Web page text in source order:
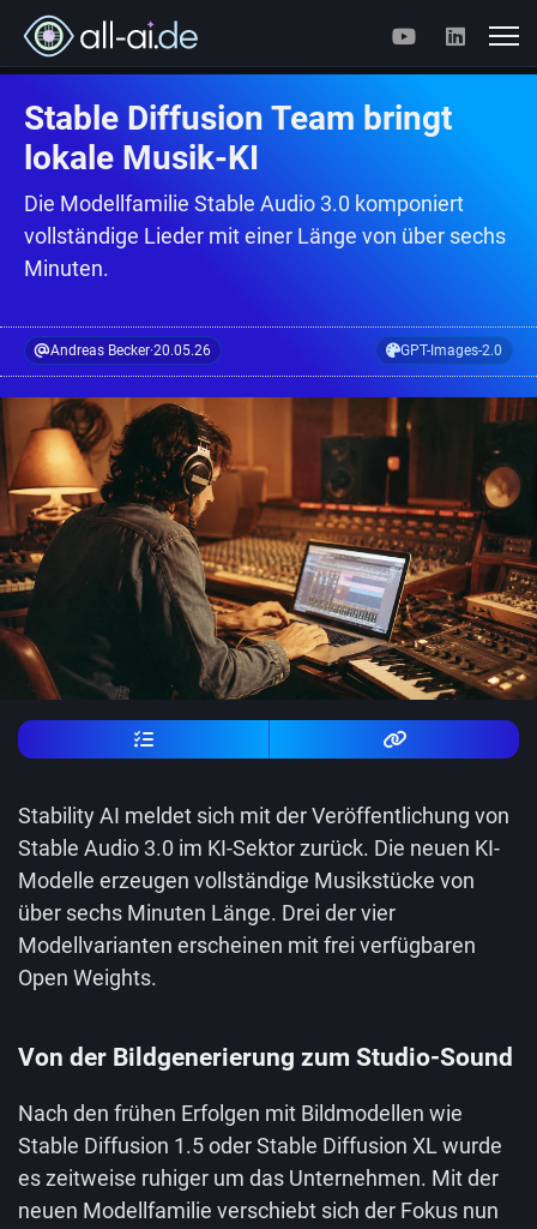
Stable Diffusion Team bringt
lokale Musik-KI
Die Modellfamilie Stable Audio 3.0 komponiert
vollständige Lieder mit einer Länge von über sechs
Minuten.
Andreas Becker·20.05.26 GPT-Images-2.0
Stability AI meldet sich mit der Veröffentlichung von
Stable Audio 3.0 im KI-Sektor zurück. Die neuen KI-
Modelle erzeugen vollständige Musikstücke von
über sechs Minuten Länge. Drei der vier
Modellvarianten erscheinen mit frei verfügbaren
Open Weights.
Von der Bildgenerierung zum Studio-Sound
Nach den frühen Erfolgen mit Bildmodellen wie
Stable Diffusion 1.5 oder Stable Diffusion XL wurde
es zeitweise ruhiger um das Unternehmen. Mit der
neuen Modellfamilie verschiebt sich der Fokus nun